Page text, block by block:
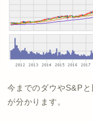
今までのダウやS&P
が分かります。